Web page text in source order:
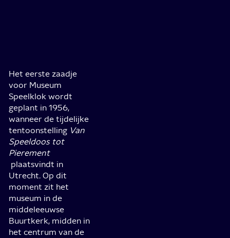
Het eerste zaadje
voor Museum
Speelklok wordt
geplant in 1956,
wanneer de tijdelijke
tentoonstelling Van
Speeldoos tot
Pierement
plaatsvindt in
Utrecht. Op dit
moment zit het
museum in de
middeleeuwse
Buurtkerk, midden in
het centrum van de